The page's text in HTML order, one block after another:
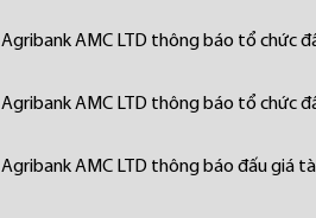
Agribank AMC LTD thông báo tổ chức
Agribank AMC LTD thông báo tổ chức
Agribank AMC LTD thông báo đấu giá tài